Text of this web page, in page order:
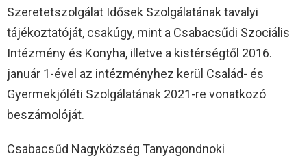
Szeretetszolgálat Idősek Szolgálatának tavalyi
tájékoztatóját, csakúgy, mint a Csabacsűdi Szociális
Intézmény és Konyha, illetve a kistérségtől 2016.
január 1-ével az intézményhez kerül Család- és
Gyermekjóléti Szolgálatának 2021-re vonatkozó
beszámolóját.
Csabacsűd Nagyközség Tanyagondnoki